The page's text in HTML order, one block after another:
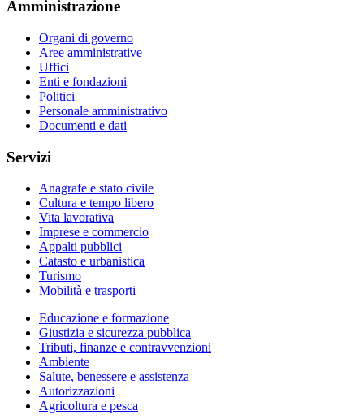
Amministrazione
Organi di governo
Aree amministrative
Uffici
Enti e fondazioni
Politici
Personale amministrativo
Documenti e dati
Servizi
Anagrafe e stato civile
Cultura e tempo libero
Vita lavorativa
Imprese e commercio
Appalti pubblici
Catasto e urbanistica
Turismo
Mobilità e trasporti
Educazione e formazione
Giustizia e sicurezza pubblica
Tributi, finanze e contravvenzioni
Ambiente
Salute, benessere e assistenza
Autorizzazioni
Agricoltura e pesca